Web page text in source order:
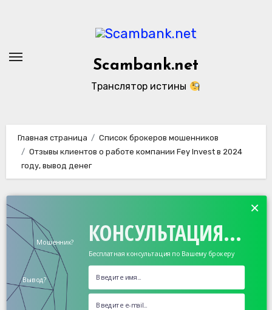
Scambank.net
Транслятор истины
Главная страница
Список брокеров мошенников
Отзывы клиентов о работе компании Fey Invest в 2024
году, вывод денег
КОНСУЛЬТАЦИЯ...
Бесплатная консультация по Вашему брокеру
Мошенник?
Вывод?
×